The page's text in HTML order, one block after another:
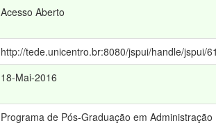
Acesso Aberto
http://tede.unicentro.br:8080/jspui/handle/jspui/
18-Mai-2016
Programa de Pós-Graduação em Administração